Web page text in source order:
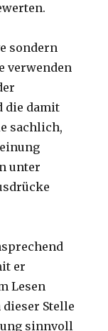
sondern
verwenden
die damit
sachlich,
unter
er
Lesen
Stelle
sinnvoll